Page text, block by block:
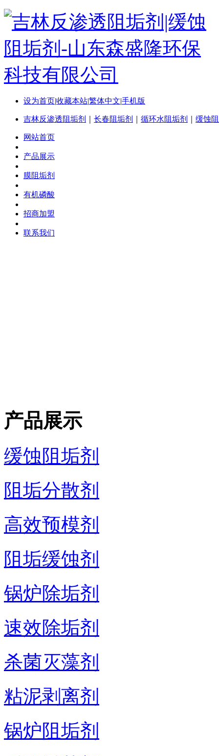
设为首页|收藏本站|繁体中文|手机版
吉林反渗透阻垢剂 长春阻垢剂 循环水阻垢剂 缓蚀
网站首页
产品展示
膜阻垢剂
有机磷酸
招商加盟
联系我们
产品展示
缓蚀阻垢剂
阻垢分散剂
高效预模剂
阻垢缓蚀剂
锅炉除垢剂
速效除垢剂
杀菌灭藻剂
粘泥剥离剂
锅炉阻垢剂